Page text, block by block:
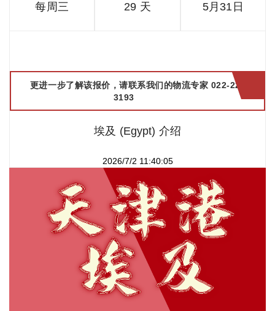
每周三 29 天 5月31日
更进一步了解该报价，请联系我们的物流专家 022-2299
3193
埃及 (Egypt) 介绍
2026/7/2 11:40:05